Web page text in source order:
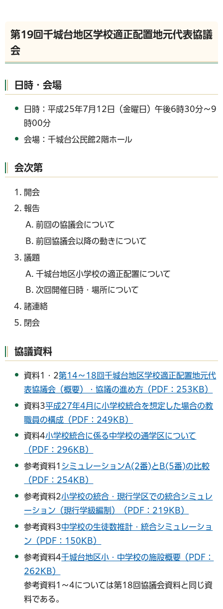
第19回千城台地区学校適正配置地元代表協議
会
日時・会場
日時：平成25年7月12日（金曜日）午後6時30分～9
時00分
会場：千城台公民館2階ホール
会次第
開会
報告
前回の協議会について
前回協議会以降の動きについて
議題
千城台地区小学校の適正配置について
次回開催日時・場所について
諸連絡
閉会
協議資料
資料1・2第14～18回千城台地区学校適正配置地元代
表協議会（概要）・協議の進め方（PDF：253KB）
資料3平成27年4月に小学校統合を想定した場合の教
職員の構成（PDF：249KB）
資料4小学校統合に係る中学校の通学区について
（PDF：296KB）
参考資料1 シミュレーションA(2番)とB(5番)の比較
（PDF：254KB）
参考資料2小学校の統合・現行学区での統合シミュレ
ーション（現行学級編制）（PDF：219KB）
参考資料3中学校の生徒数推計・統合シミュレーショ
ン（PDF：150KB）
参考資料4千城台地区小・中学校の施設概要（PDF：
262KB）
参考資料1～4については第18回協議会資料と同じ資
料である。